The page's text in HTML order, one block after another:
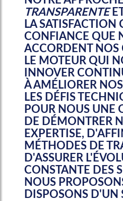
TRANSPARENTE
LA SATISFACTION
CONFIANCE QUE
ACCORDENT NOS
LE MOTEUR QUI
INNOVER
À AMÉLIORER
LES DÉFIS
POUR NOUS UNE
DE DÉMONTRER
EXPERTISE,
MÉTHODES DE
D'ASSURER
CONSTANTE DES
NOUS
DISPOSONS D'UN